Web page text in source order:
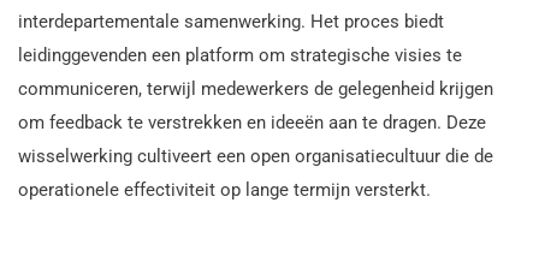
interdepartementale samenwerking. Het proces biedt
leidinggevenden een platform om strategische visies te
communiceren, terwijl medewerkers de gelegenheid krijgen
om feedback te verstrekken en ideeën aan te dragen. Deze
wisselwerking cultiveert een open organisatiecultuur die de
operationele effectiviteit op lange termijn versterkt.